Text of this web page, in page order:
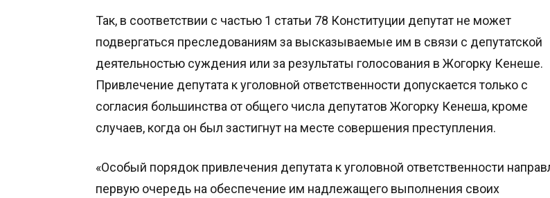
Так, в соответствии с частью 1 статьи 78 Конституции депутат не может
подвергаться преследованиям за высказываемые им в связи с депутатской
деятельностью суждения или за результаты голосования в Жогорку Кенеше.
Привлечение депутата к уголовной ответственности допускается только с
согласия большинства от общего числа депутатов Жогорку Кенеша, кроме
случаев, когда он был застигнут на месте совершения преступления.
«Особый порядок привлечения депутата к уголовной ответственности
первую очередь на обеспечение им надлежащего выполнения своих